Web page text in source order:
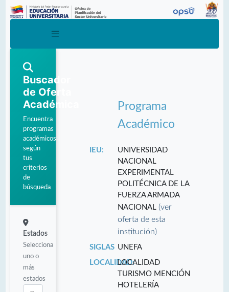
Buscador
de Oferta
Académica
Encuentra
programas
académicos
según
tus
criterios
de
búsqueda
Estados
Selecciona
uno o
más
estados
Programa
Académico
IEU:
UNIVERSIDAD
NACIONAL
EXPERIMENTAL
POLITÉCNICA DE LA
FUERZA ARMADA
NACIONAL(ver
oferta de esta
institución)
SIGLAS UNEFA
LOCALIDAD:LOCALIDAD
TURISMO MENCIÓN
HOTELERÍA